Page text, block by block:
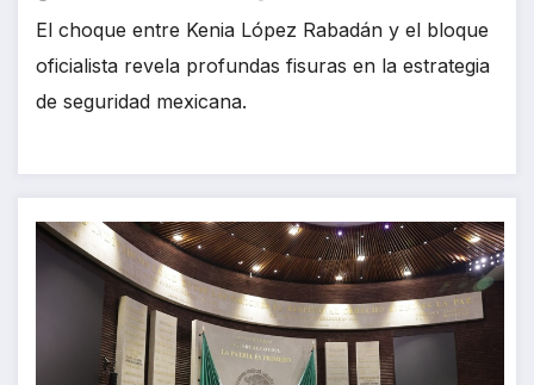
El choque entre Kenia López Rabadán y el bloque
oficialista revela profundas fisuras en la estrategia
de seguridad mexicana.